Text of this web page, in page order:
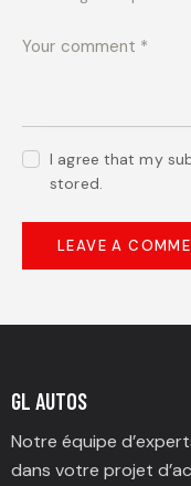
I agree that my
stored.
GL AUTOS
Notre équipe
dans votre projet